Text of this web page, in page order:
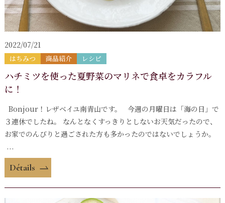
2022/07/21
はちみつ 商品紹介 レシピ
ハチミツを使った夏野菜のマリネで食卓をカラフル
に！
Bonjour！レザベイユ南青山です。 今週の月曜日は「海の日」で
３連休でしたね。 なんとなくすっきりとしないお天気だったので、
お家でのんびりと過ごされた方も多かったのではないでしょうか。
...
Détails